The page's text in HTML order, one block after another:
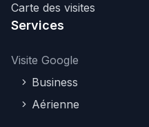
Carte des visites
Services
Visite Google
Business
Aérienne